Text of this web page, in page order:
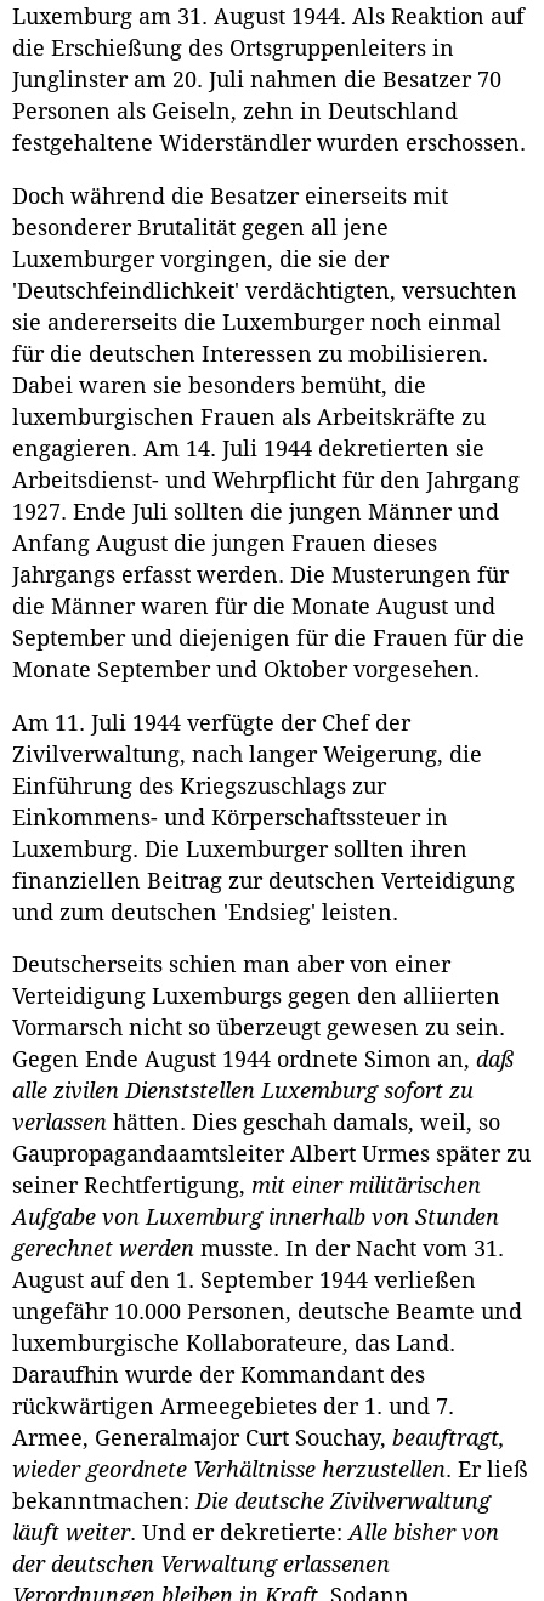
Luxemburg am 31. August 1944. Als Reaktion auf
die Erschießung des Ortsgruppenleiters in
Junglinster am 20. Juli nahmen die Besatzer 70
Personen als Geiseln, zehn in Deutschland
festgehaltene Widerständler wurden erschossen.
Doch während die Besatzer einerseits mit
besonderer Brutalität gegen all jene
Luxemburger vorgingen, die sie der
'Deutschfeindlichkeit' verdächtigten, versuchten
sie andererseits die Luxemburger noch einmal
für die deutschen Interessen zu mobilisieren.
Dabei waren sie besonders bemüht, die
luxemburgischen Frauen als Arbeitskräfte zu
engagieren. Am 14. Juli 1944 dekretierten sie
Arbeitsdienst- und Wehrpflicht für den Jahrgang
1927. Ende Juli sollten die jungen Männer und
Anfang August die jungen Frauen dieses
Jahrgangs erfasst werden. Die Musterungen für
die Männer waren für die Monate August und
September und diejenigen für die Frauen für die
Monate September und Oktober vorgesehen.
Am 11. Juli 1944 verfügte der Chef der
Zivilverwaltung, nach langer Weigerung, die
Einführung des Kriegszuschlags zur
Einkommens- und Körperschaftssteuer in
Luxemburg. Die Luxemburger sollten ihren
finanziellen Beitrag zur deutschen Verteidigung
und zum deutschen 'Endsieg' leisten.
Deutscherseits schien man aber von einer
Verteidigung Luxemburgs gegen den alliierten
Vormarsch nicht so überzeugt gewesen zu sein.
Gegen Ende August 1944 ordnete Simon an, daß
alle zivilen Dienststellen Luxemburg sofort zu
verlassen hätten. Dies geschah damals, weil, so
Gaupropagandaamtsleiter Albert Urmes später zu
seiner Rechtfertigung, mit einer militärischen
Aufgabe von Luxemburg innerhalb von Stunden
gerechnet werden musste. In der Nacht vom 31.
August auf den 1. September 1944 verließen
ungefähr 10.000 Personen, deutsche Beamte und
luxemburgische Kollaborateure, das Land.
Daraufhin wurde der Kommandant des
rückwärtigen Armeegebietes der 1. und 7.
Armee, Generalmajor Curt Souchay, beauftragt,
wieder geordnete Verhältnisse herzustellen. Er ließ
bekanntmachen:Die deutsche Zivilverwaltung
läuft weiter. Und er dekretierte:Alle bisher von
der deutschen Verwaltung erlassenen